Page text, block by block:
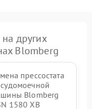
других
Blomberg
прессостата
Blomberg
1580 XB